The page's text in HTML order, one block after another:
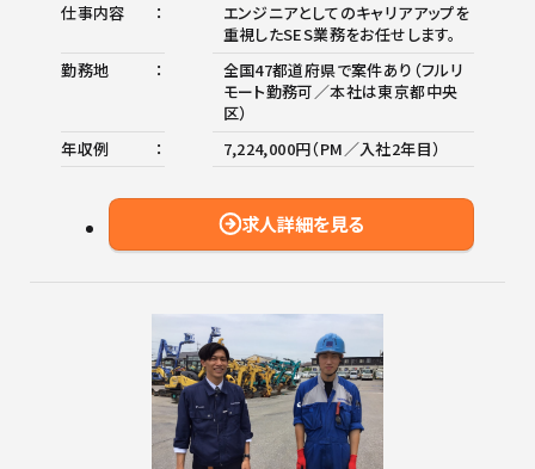
仕事内容
エンジニアとしてのキャリアアップを
重視したSES業務をお任せします。
勤務地
全国47都道府県で案件あり（フルリ
モート勤務可／本社は東京都中央
区）
年収例
7,224,000円（PM／入社2年目）
求人詳細を見る